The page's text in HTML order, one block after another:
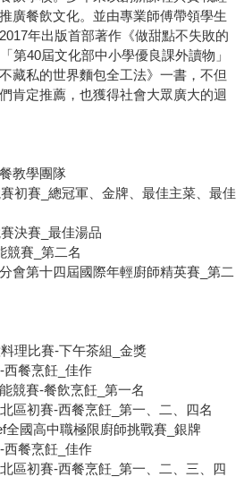
廣餐飲文化。並由專業師傅帶領學生
年出版首部著作《做甜點不失敗的
第40屆文化部中小學優良課外讀物」
藏私的世界麵包全工法》一書，不但
肯定推薦，也獲得社會大眾廣大的迴
教學團隊
初賽_總冠軍、金牌、最佳主菜、最佳
決賽_最佳湯品
競賽_第二名
會第十四屆國際年輕廚師精英賽_第二
理比賽-下午茶組_金獎
西餐烹飪_佳作
競賽-餐飲烹飪_第一名
區初賽-西餐烹飪_第一、二、四名
全國高中職極限廚師挑戰賽_銀牌
西餐烹飪_佳作
區初賽-西餐烹飪_第一、二、三、四